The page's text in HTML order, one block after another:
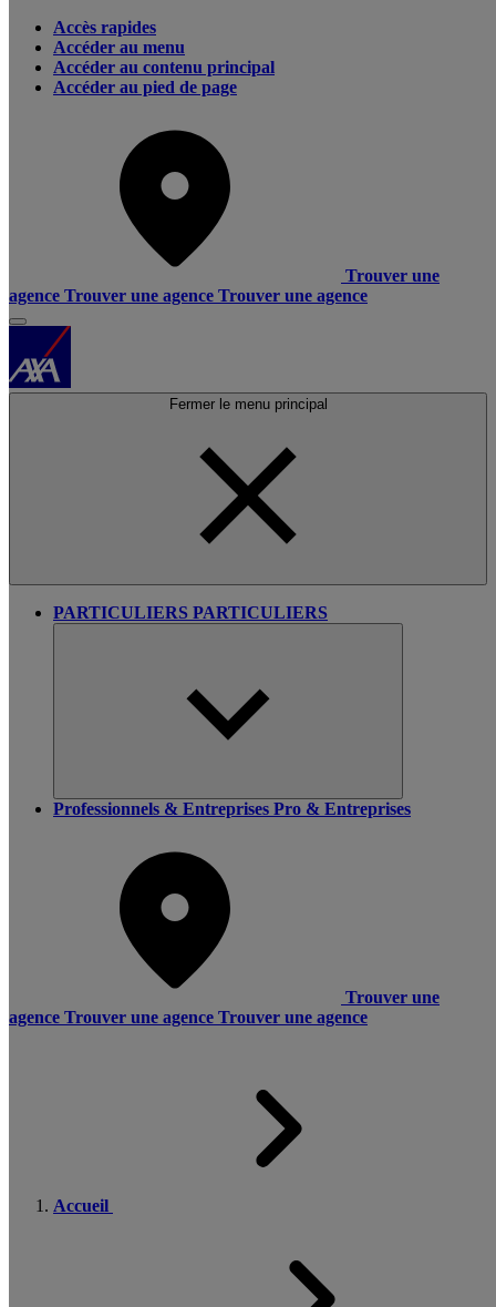
Accès rapides
Accéder au menu
Accéder au contenu principal
Accéder au pied de page
Trouver une
agence Trouver une agence Trouver une agence
Fermer le menu principal
PARTICULIERS PARTICULIERS
Professionnels & Entreprises Pro & Entreprises
Trouver une
agence Trouver une agence Trouver une agence
Accueil